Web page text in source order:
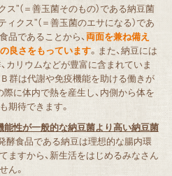
”（＝善玉菌そのもの）である納豆菌
クス”（＝善玉菌のエサになる）であ
品であることから、両面を兼ね備え
良さをもっています。また、納豆には
カリウムなどが豊富に含まれていま
群は代謝や免疫機能を助ける働きが
に体内で熱を産生し、内側から体を
期待できます。
能性が一般的な納豆菌より高い納豆菌
酵食品である納豆は理想的な腸内環
ますから、新生活をはじめるみなさん
ん。